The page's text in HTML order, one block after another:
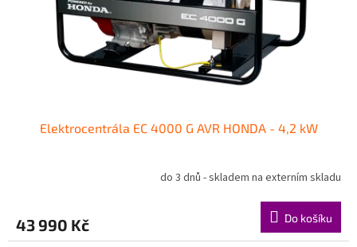
Elektrocentrála EC 4000 G AVR HONDA - 4,2 kW
do 3 dnů - skladem na externím skladu
43 990 Kč Do košíku